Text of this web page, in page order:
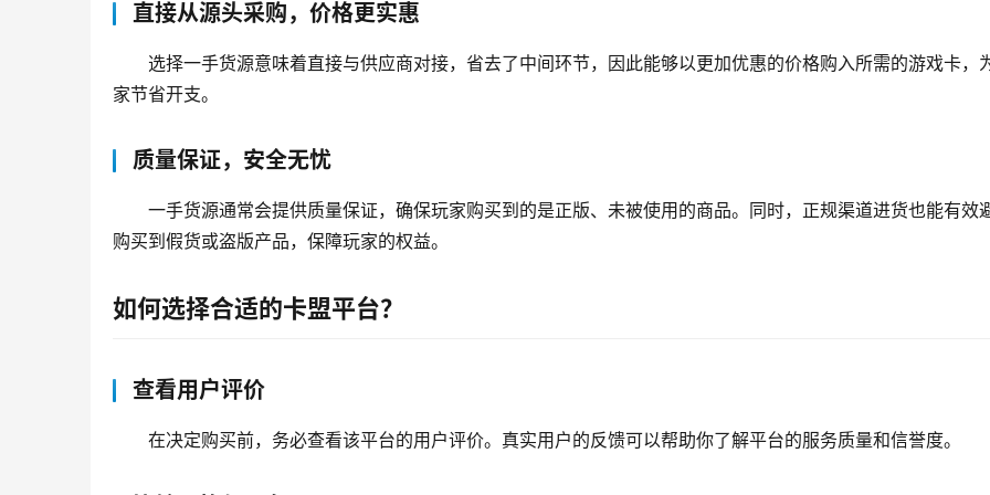
直接从源头采购，价格更实惠
选择一手货源意味着直接与供应商对接，省去了中间环节，因此能够以更加优惠的价格购入所需的游戏卡，
家节省开支。
质量保证，安全无忧
一手货源通常会提供质量保证，确保玩家购买到的是正版、未被使用的商品。同时，正规渠道进货也能有效
购买到假货或盗版产品，保障玩家的权益。
如何选择合适的卡盟平台？
查看用户评价
在决定购买前，务必查看该平台的用户评价。真实用户的反馈可以帮助你了解平台的服务质量和信誉度。